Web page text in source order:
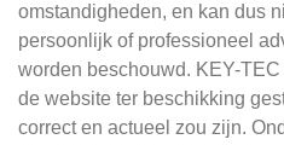
omstandigheden, en kan dus
persoonlijk of professioneel
worden beschouwd. KEY-
de website ter beschikking
correct en actueel zou zijn.